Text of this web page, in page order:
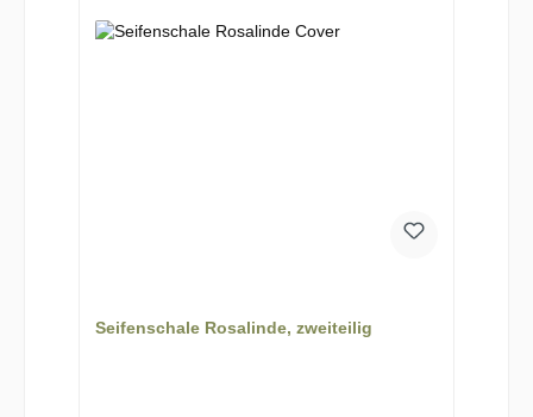
Seifenschale Rosalinde, zweiteilig